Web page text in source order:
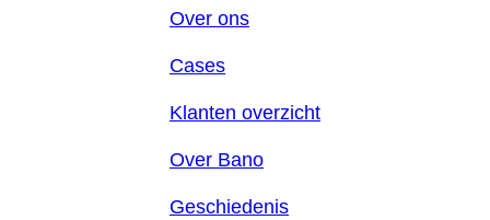
Over ons
Cases
Klanten overzicht
Over Bano
Geschiedenis